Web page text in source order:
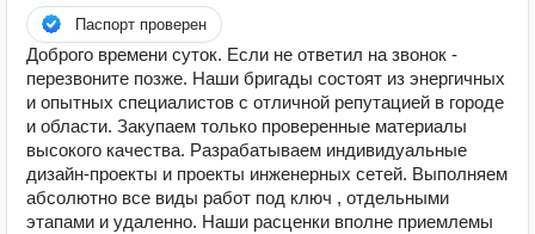
Паспорт проверен
Доброго времени суток. Если не ответил на звонок -
перезвоните позже. Наши бригады состоят из энергичных
и опытных специалистов с отличной репутацией в городе
и области. Закупаем только проверенные материалы
высокого качества. Разрабатываем индивидуальные
дизайн-проекты и проекты инженерных сетей. Выполняем
абсолютно все виды работ под ключ , отдельными
этапами и удаленно. Наши расценки вполне приемлемы